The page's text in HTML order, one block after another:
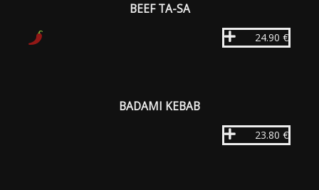
BEEF TA-SA
24.90 €
BADAMI KEBAB
23.80 €